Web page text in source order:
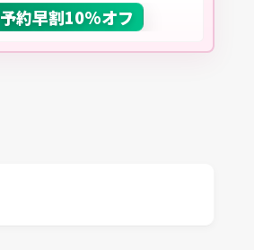
予約早割10%オフ